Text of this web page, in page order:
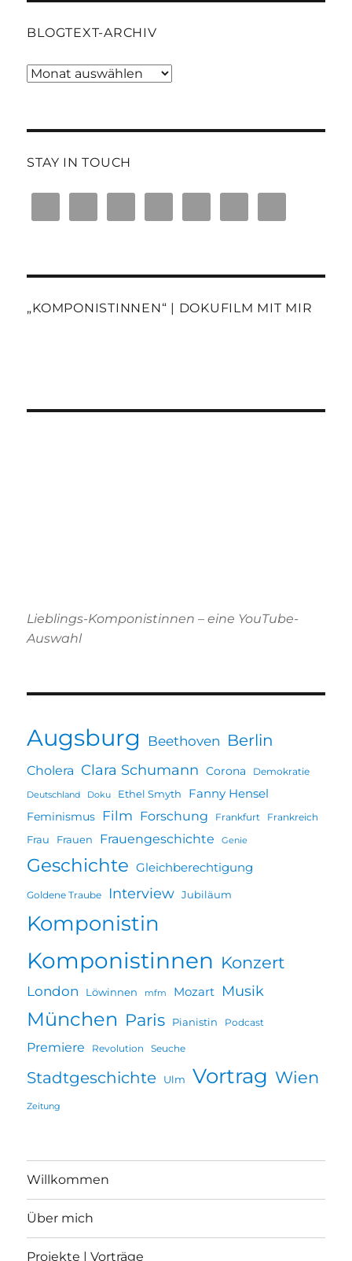
BLOGTEXT-ARCHIV
Blogtext-
STAY IN TOUCH
„KOMPONISTINNEN“ | DOKUFILM MIT MIR
Lieblings-Komponistinnen – eine YouTube-
Auswahl
Augsburg Beethoven Berlin
Cholera Clara Schumann Corona Demokratie
Deutschland Doku Ethel Smyth Fanny Hensel
Feminismus Film Forschung Frankfurt Frankreich
Frau Frauen Frauengeschichte Genie
Geschichte Gleichberechtigung
Goldene Traube Interview Jubiläum
Komponistin
Komponistinnen Konzert
London Löwinnen mfm Mozart Musik
München Paris Pianistin Podcast
Premiere Revolution Seuche
Stadtgeschichte Ulm Vortrag Wien
Zeitung
Willkommen
Über mich
Projekte | Vorträge